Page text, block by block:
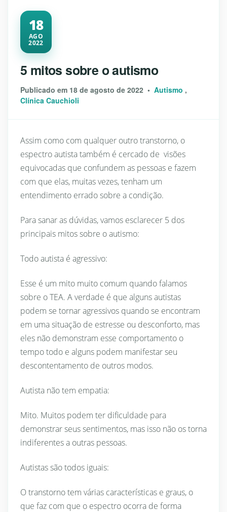
18
AGO
2022
5 mitos sobre o autismo
Publicado em 18 de agosto de 2022 • Autismo ,
Clínica Cauchioli
Assim como com qualquer outro transtorno, o
espectro autista também é cercado de visões
equivocadas que confundem as pessoas e fazem
com que elas, muitas vezes, tenham um
entendimento errado sobre a condição.
Para sanar as dúvidas, vamos esclarecer 5 dos
principais mitos sobre o autismo:
Todo autista é agressivo:
Esse é um mito muito comum quando falamos
sobre o TEA. A verdade é que alguns autistas
podem se tornar agressivos quando se encontram
em uma situação de estresse ou desconforto, mas
eles não demonstram esse comportamento o
tempo todo e alguns podem manifestar seu
descontentamento de outros modos.
Autista não tem empatia:
Mito. Muitos podem ter dificuldade para
demonstrar seus sentimentos, mas isso não os torna
indiferentes a outras pessoas.
Autistas são todos iguais:
O transtorno tem várias características e graus, o
que faz com que o espectro ocorra de forma